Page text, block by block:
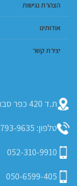
הצהרת נגישות
אודותינו
יצירת קשר
ת.ד 420 כפר סבא מיקוד 4425009
טלפון: 09-793-9635
052-310-9910
050-6599-405